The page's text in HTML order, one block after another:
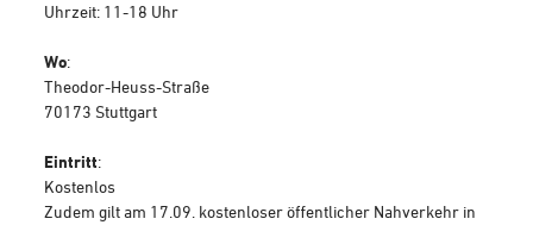
Uhrzeit: 11-18 Uhr
Wo:
Theodor-Heuss-Straße
70173 Stuttgart
Eintritt:
Kostenlos
Zudem gilt am 17.09. kostenloser öffentlicher Nahverkehr in